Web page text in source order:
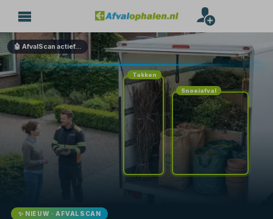
🤖 AfvalScan actief…
Takken
Snoeiafval
✨ NIEUW · AFVALSCAN